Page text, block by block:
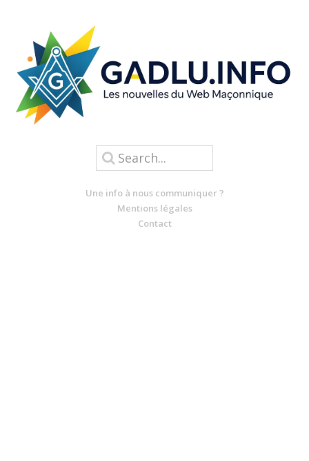
Une info à nous communiquer ?
Mentions légales
Contact